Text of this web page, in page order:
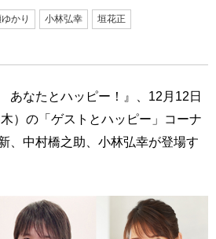
かり 小林弘幸 垣花正
なたとハッピー！』、12月12日
）の「ゲストとハッピー」コーナ
、中村橋之助、小林弘幸が登場す